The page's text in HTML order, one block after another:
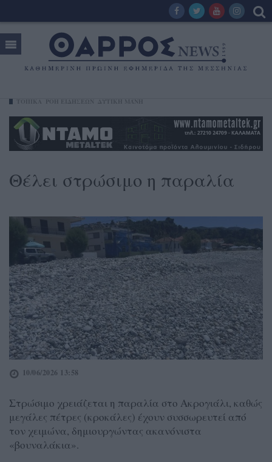
Θέλει στρώσιμο η παραλία
10/06/2026 13:58
Στρώσιμο χρειάζεται η παραλία στο Ακρογιάλι, καθώς
μεγάλες πέτρες (κροκάλες) έχουν συσσωρευτεί από
τον χειμώνα, δημιουργώντας ακανόνιστα
«βουναλάκια».